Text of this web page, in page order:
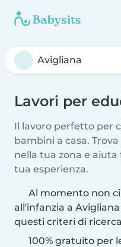
Lavori per
Il lavoro perfetto per
bambini a casa.
nella tua zona e
tua esperienza.
Al momento non
all'infanzia a
questi criteri di
100% gratuito per